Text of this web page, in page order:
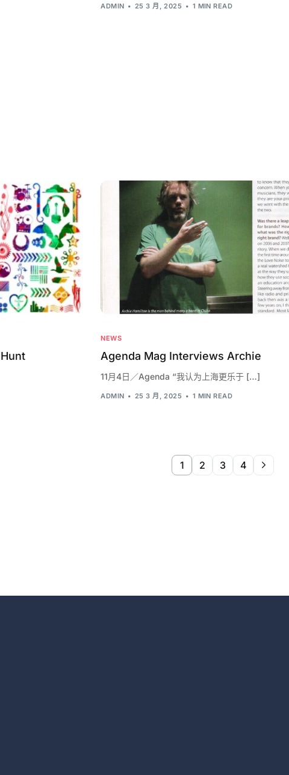
ADMIN 25 3 月, 2025 1 MIN READ
NEWS
Agenda Mag Interviews Archie
11月4日／Agenda “我认为上海更乐于 […]
ADMIN 25 3 月, 2025 1 MIN READ
1 2 3 4